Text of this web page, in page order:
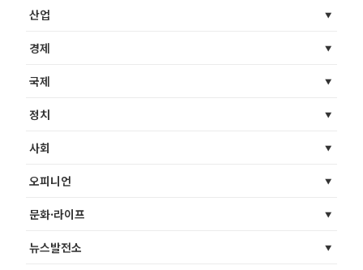
산업
경제
국제
정치
사회
오피니언
문화·라이프
뉴스발전소